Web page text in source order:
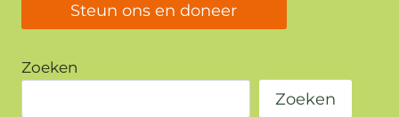
Steun ons en doneer
Zoeken
Zoeken